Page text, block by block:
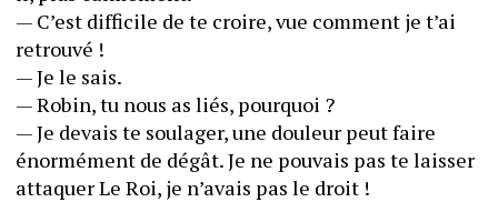
— C’est difficile de te croire, vue comment je t’ai
retrouvé !
— Je le sais.
— Robin, tu nous as liés, pourquoi ?
— Je devais te soulager, une douleur peut faire
énormément de dégât. Je ne pouvais pas te laisser
attaquer Le Roi, je n’avais pas le droit !